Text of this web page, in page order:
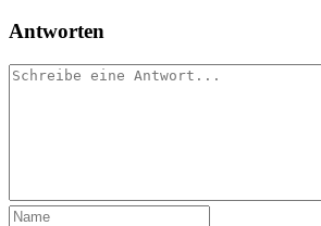
Antworten